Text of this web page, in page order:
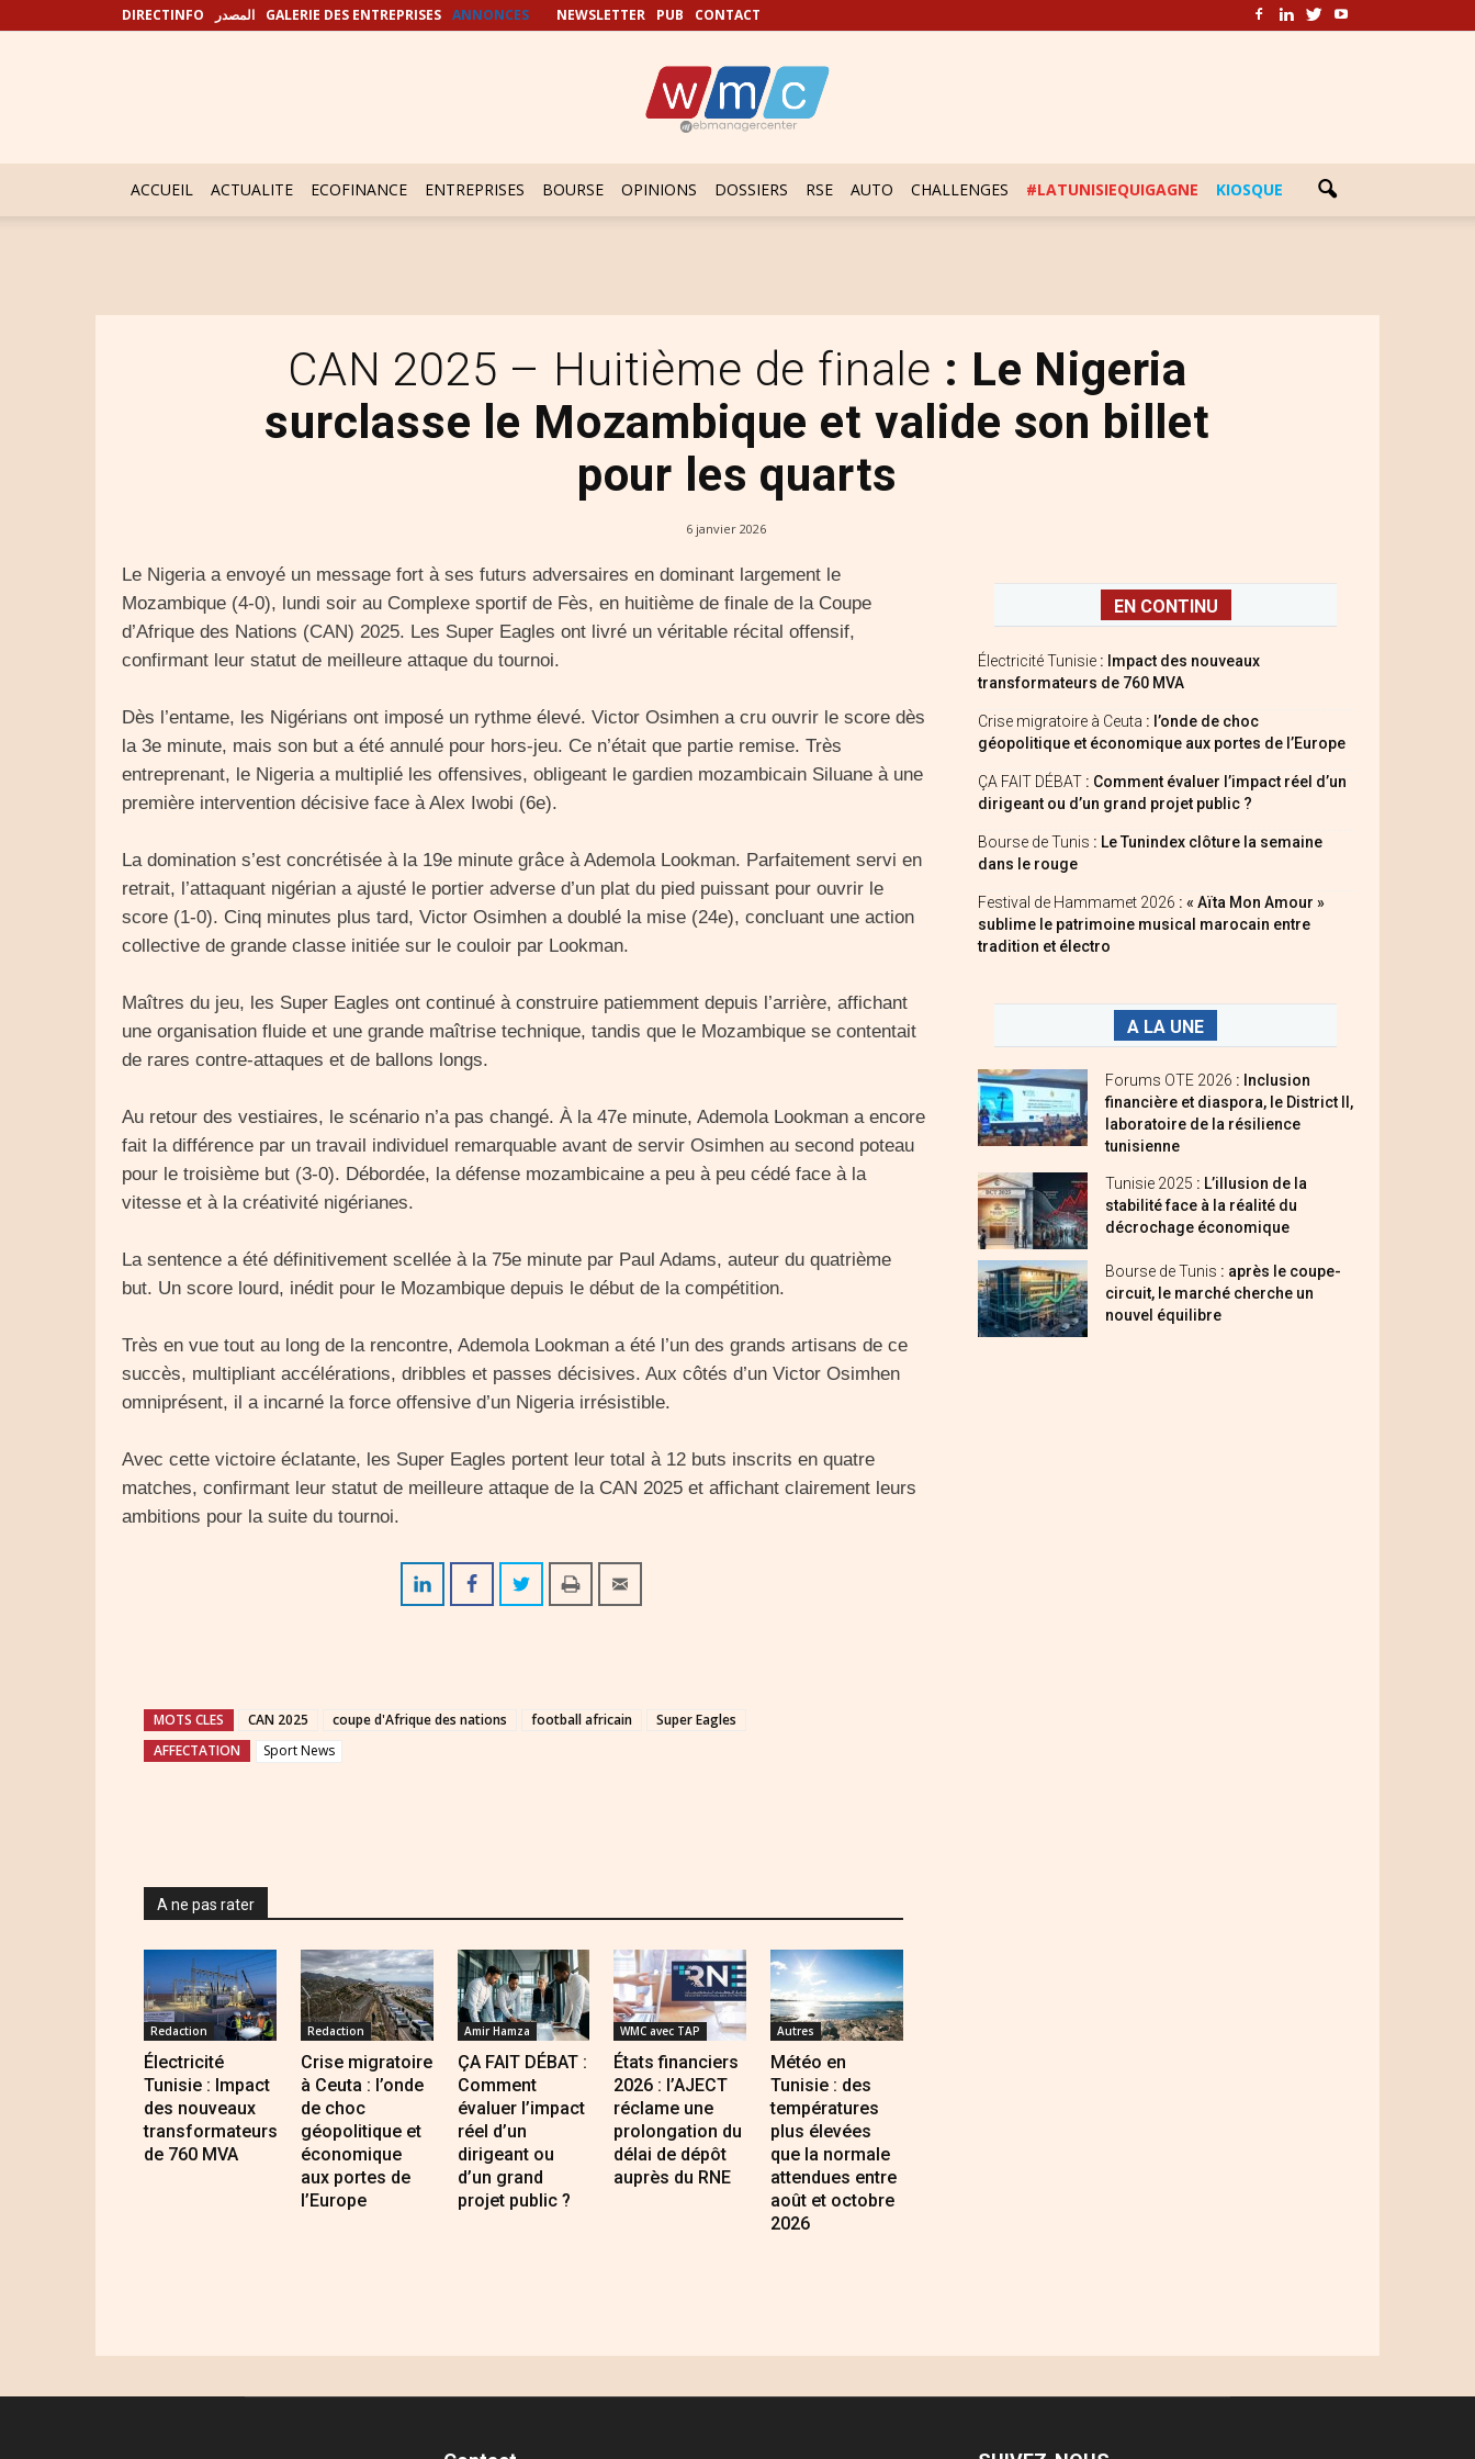
DIRECTINFO المصدر GALERIE DES ENTREPRISES ANNONCES NEWSLETTER PUB CONTACT
ACCUEIL ACTUALITE ECOFINANCE ENTREPRISES BOURSE OPINIONS DOSSIERS RSE AUTO CHALLENGES #LATUNISIEQUIGAGNE KIOSQUE
CAN 2025 – Huitième de finale : Le Nigeria
surclasse le Mozambique et valide son billet
pour les quarts
6 janvier 2026
Le Nigeria a envoyé un message fort à ses futurs adversaires en dominant largement le
Mozambique (4-0), lundi soir au Complexe sportif de Fès, en huitième de finale de la Coupe
d’Afrique des Nations (CAN) 2025. Les Super Eagles ont livré un véritable récital offensif,
confirmant leur statut de meilleure attaque du tournoi.
Dès l’entame, les Nigérians ont imposé un rythme élevé. Victor Osimhen a cru ouvrir le score dès
la 3e minute, mais son but a été annulé pour hors-jeu. Ce n’était que partie remise. Très
entreprenant, le Nigeria a multiplié les offensives, obligeant le gardien mozambicain Siluane à une
première intervention décisive face à Alex Iwobi (6e).
La domination s’est concrétisée à la 19e minute grâce à Ademola Lookman. Parfaitement servi en
retrait, l’attaquant nigérian a ajusté le portier adverse d’un plat du pied puissant pour ouvrir le
score (1-0). Cinq minutes plus tard, Victor Osimhen a doublé la mise (24e), concluant une action
collective de grande classe initiée sur le couloir par Lookman.
Maîtres du jeu, les Super Eagles ont continué à construire patiemment depuis l’arrière, affichant
une organisation fluide et une grande maîtrise technique, tandis que le Mozambique se contentait
de rares contre-attaques et de ballons longs.
Au retour des vestiaires, le scénario n’a pas changé. À la 47e minute, Ademola Lookman a encore
fait la différence par un travail individuel remarquable avant de servir Osimhen au second poteau
pour le troisième but (3-0). Débordée, la défense mozambicaine a peu à peu cédé face à la
vitesse et à la créativité nigérianes.
La sentence a été définitivement scellée à la 75e minute par Paul Adams, auteur du quatrième
but. Un score lourd, inédit pour le Mozambique depuis le début de la compétition.
Très en vue tout au long de la rencontre, Ademola Lookman a été l’un des grands artisans de ce
succès, multipliant accélérations, dribbles et passes décisives. Aux côtés d’un Victor Osimhen
omniprésent, il a incarné la force offensive d’un Nigeria irrésistible.
Avec cette victoire éclatante, les Super Eagles portent leur total à 12 buts inscrits en quatre
matches, confirmant leur statut de meilleure attaque de la CAN 2025 et affichant clairement leurs
ambitions pour la suite du tournoi.
MOTS CLES CAN 2025 coupe d'Afrique des nations football africain
Super Eagles
AFFECTATION
Sport News
A ne pas rater
Redaction
Électricité
Tunisie : Impact
des nouveaux
transformateurs
de 760 MVA
Redaction
Crise migratoire
à Ceuta : l’onde
de choc
géopolitique et
économique
aux portes de
l’Europe
Amir Hamza
ÇA FAIT DÉBAT :
Comment
évaluer l’impact
réel d’un
dirigeant ou
d’un grand
projet public ?
WMC avec TAP
États financiers
2026 : l’AJECT
réclame une
prolongation du
délai de dépôt
auprès du RNE
Autres
Météo en
Tunisie : des
températures
plus élevées
que la normale
attendues entre
août et octobre
2026
EN CONTINU
Électricité Tunisie : Impact des nouveaux
transformateurs de 760 MVA
Crise migratoire à Ceuta : l’onde de choc
géopolitique et économique aux portes de l’Europe
ÇA FAIT DÉBAT : Comment évaluer l’impact réel d’un
dirigeant ou d’un grand projet public ?
Bourse de Tunis : Le Tunindex clôture la semaine
dans le rouge
Festival de Hammamet 2026 : « Aïta Mon Amour »
sublime le patrimoine musical marocain entre
tradition et électro
A LA UNE
Forums OTE 2026 : Inclusion
financière et diaspora, le District II,
laboratoire de la résilience
tunisienne
Tunisie 2025 : L’illusion de la
stabilité face à la réalité du
décrochage économique
Bourse de Tunis : après le coupe-
circuit, le marché cherche un
nouvel équilibre